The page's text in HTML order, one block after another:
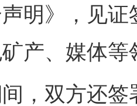
明》，见
产、媒体
双方还签